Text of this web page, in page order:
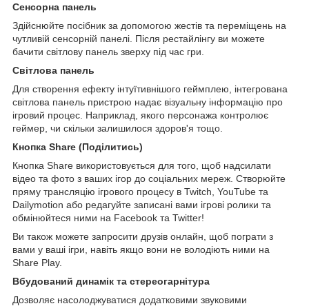
Сенсорна панель
Здійснюйте посібник за допомогою жестів та переміщень на
чутливій сенсорній панелі. Після рестайлінгу ви можете
бачити світлову панель зверху під час гри.
Світлова панель
Для створення ефекту інтуїтивнішого геймплею, інтегрована
світлова панель пристрою надає візуальну інформацію про
ігровий процес. Наприклад, якого персонажа контролює
геймер, чи скільки залишилося здоров'я тощо.
Кнопка Share (Поділитись)
Кнопка Share використовується для того, щоб надсилати
відео та фото з ваших ігор до соціальних мереж. Створюйте
пряму трансляцію ігрового процесу в Twitch, YouTube та
Dailymotion або редагуйте записані вами ігрові ролики та
обмінюйтеся ними на Facebook та Twitter!
Ви також можете запросити друзів онлайн, щоб пограти з
вами у ваші ігри, навіть якщо вони не володіють ними на
Share Play.
Вбудований динамік та стереогарнітура
Дозволяє насолоджуватися додатковими звуковими